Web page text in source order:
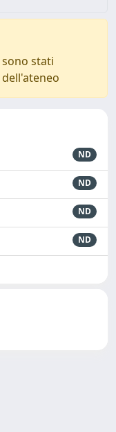
stati
ND
ND
ND
ND